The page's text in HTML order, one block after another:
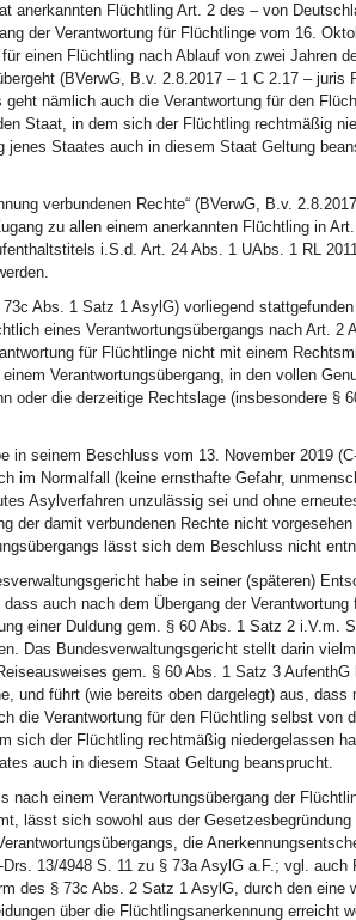
anerkannten Flüchtling Art. 2 des – von
der Verantwortung für Flüchtlinge vom 16.
einen Flüchtling nach Ablauf von zwei Jahren
(BVerwG, B.v. 2.8.2017 – 1 C 2.17 – juris
nämlich auch die Verantwortung für den
Staat, in dem sich der Flüchtling rechtmäßig
Staates auch in diesem Staat Geltung
verbundenen Rechte“ (BVerwG, B.v.
zu allen einem anerkannten Flüchtling in
i.S.d. Art. 24 Abs. 1 UAbs. 1 RL
Abs. 1 Satz 1 AsylG) vorliegend
eines Verantwortungsübergangs nach Art. 2
für Flüchtlinge nicht mit einem
Verantwortungsübergang, in den vollen
oder die derzeitige Rechtslage (insbesondere §
in seinem Beschluss vom 13. November 2019
im Normalfall (keine ernsthafte Gefahr,
Asylverfahren unzulässig sei und ohne
der damit verbundenen Rechte nicht
lässt sich dem Beschluss nicht
habe in seiner (späteren)
auch nach dem Übergang der Verantwortung
einer Duldung gem. § 60 Abs. 1 Satz 2 i.V.m.
Das Bundesverwaltungsgericht stellt darin
gem. § 60 Abs. 1 Satz 3 AufenthG
und führt (wie bereits oben dargelegt) aus, dass
die Verantwortung für den Flüchtling selbst von
sich der Flüchtling rechtmäßig niedergelassen
auch in diesem Staat Geltung beansprucht.
einem Verantwortungsübergang der
lässt sich sowohl aus der
die
13/4948 S. 11 zu § 73a AsylG a.F.; vgl. auch
des § 73c Abs. 2 Satz 1 AsylG, durch den eine
über die Flüchtlingsanerkennung erreicht